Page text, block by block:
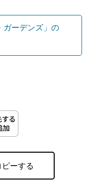
ガーデンズ」の
ーする